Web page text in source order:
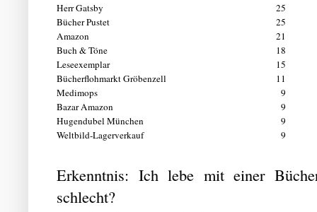
Herr Gatsby
25
Bücher Pustet
25
Amazon
21
Buch & Töne
18
Leseexemplar
15
Bücherflohmarkt Gröbenzell
11
Medimops
9
Bazar Amazon
9
Hugendubel München
9
Weltbild-Lagerverkauf
9
Erkenntnis: Ich lebe mit einer
schlecht?